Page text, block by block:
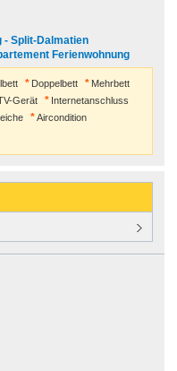
- Split-Dalmatien
Ferienwohnung
Doppelbett
Mehrbett
Gerät
Internetanschluss
Aircondition